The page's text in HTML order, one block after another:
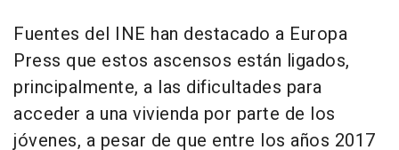
Fuentes del INE han destacado a Europa
Press que estos ascensos están ligados,
principalmente, a las dificultades para
acceder a una vivienda por parte de los
jóvenes, a pesar de que entre los años 2017